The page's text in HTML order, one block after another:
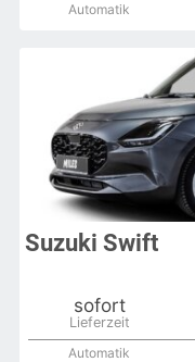
Automatik
Suzuki Swift
sofort
Automatik